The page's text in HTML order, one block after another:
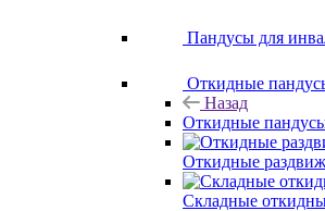
Пандусы для
Откидные
Назад
Откидные
Откидные
Складные